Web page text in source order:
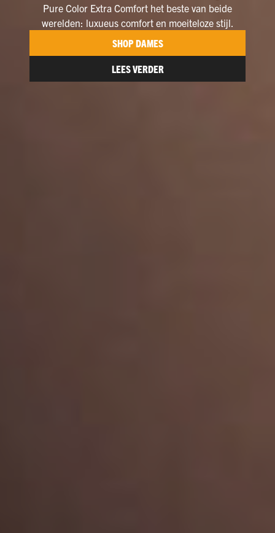
Pure Color Extra Comfort het beste van beide
werelden: luxueus comfort en moeiteloze stijl.
SHOP DAMES
LEES VERDER